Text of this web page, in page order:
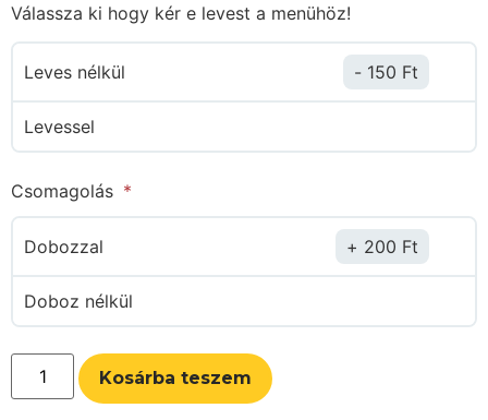
Válassza ki hogy kér e levest a menühöz!
Leves nélkül 150 Ft
Levessel
Csomagolás
Dobozzal 200 Ft
Doboz nélkül
Kosárba teszem